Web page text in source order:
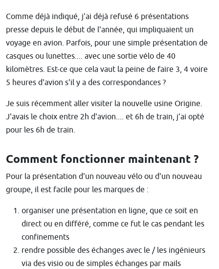
Comme déjà indiqué, j'ai déjà refusé 6 présentations
presse depuis le début de l'année, qui impliquaient un
voyage en avion. Parfois, pour une simple présentation de
casques ou lunettes.... avec une sortie vélo de 40
kilomètres. Est-ce que cela vaut la peine de faire 3, 4 voire
5 heures d'avion s'il y a des correspondances ?
Je suis récemment aller visiter la nouvelle usine Origine.
J'avais le choix entre 2h d'avion.... et 6h de train, j'ai opté
pour les 6h de train.
Comment fonctionner maintenant ?
Pour la présentation d'un nouveau vélo ou d'un nouveau
groupe, il est facile pour les marques de :
organiser une présentation en ligne, que ce soit en
direct ou en différé, comme ce fut le cas pendant les
confinements
rendre possible des échanges avec le / les ingénieurs
via des visio ou de simples échanges par mails